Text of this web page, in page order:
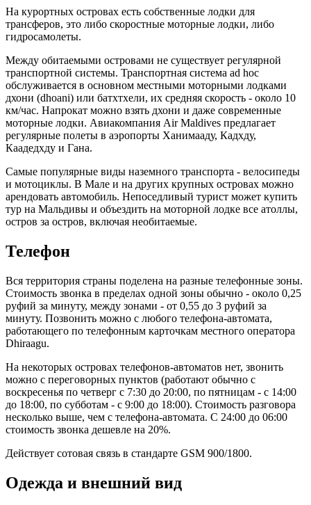
На курортных островах есть собственные лодки для
трансферов, это либо скоростные моторные лодки, либо
гидросамолеты.
Между обитаемыми островами не существует регулярной
транспортной системы. Транспортная система ad hoc
обслуживается в основном местными моторными лодками
дхони (dhoani) или батхтхели, их средняя скорость - около 10
км/час. Напрокат можно взять дхони и даже современные
моторные лодки. Авиакомпания Air Maldives предлагает
регулярные полеты в аэропорты Ханимааду, Кадхду,
Каадедхду и Гана.
Самые популярные виды наземного транспорта - велосипеды
и мотоциклы. В Мале и на других крупных островах можно
арендовать автомобиль. Непоседливый турист может купить
тур на Мальдивы и объездить на моторной лодке все атоллы,
остров за остров, включая необитаемые.
Телефон
Вся территория страны поделена на разные телефонные зоны.
Стоимость звонка в пределах одной зоны обычно - около 0,25
руфий за минуту, между зонами - от 0,55 до 3 руфий за
минуту. Позвонить можно с любого телефона-автомата,
работающего по телефонным карточкам местного оператора
Dhiraagu.
На некоторых островах телефонов-автоматов нет, звонить
можно с переговорных пунктов (работают обычно с
воскресенья по четверг с 7:30 до 20:00, по пятницам - с 14:00
до 18:00, по субботам - с 9:00 до 18:00). Стоимость разговора
несколько выше, чем с телефона-автомата. С 24:00 до 06:00
стоимость звонка дешевле на 20%.
Действует сотовая связь в стандарте GSM 900/1800.
Одежда и внешний вид